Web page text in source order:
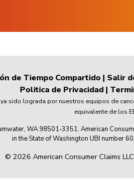
de Tiempo Compartido| Salir
Politica de Privacidad |
sido lograda por nuestros equipos de
equivalente de los
WA 98501-3351. American
in the State of Washington UBI number
© 2026 American Consumer Claims